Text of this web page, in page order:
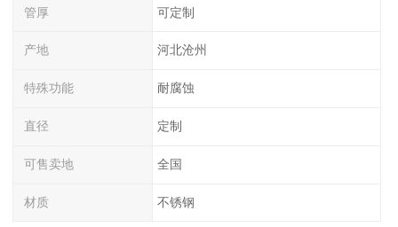
管厚 可定制
产地 河北沧州
特殊功能 耐腐蚀
直径 定制
可售卖地 全国
材质 不锈钢